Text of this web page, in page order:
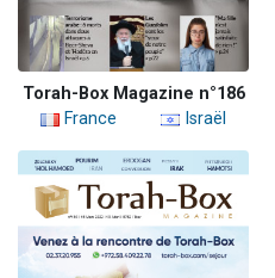
Torah-Box Magazine n°186
France
Israël